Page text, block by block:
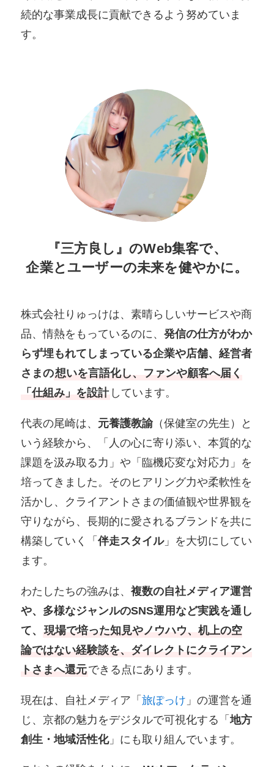
続的な事業成長に貢献できるよう努めていま
す。
『三方良し』のWeb集客で、
企業とユーザーの未来を健やかに。
株式会社りゅっけは、素晴らしいサービスや商
品、情熱をもっているのに、発信の仕方がわか
らず埋もれてしまっている企業や店舗、経営者
さまの想いを言語化し、ファンや顧客へ届く
「仕組み」を設計 しています。
代表の尾崎は、 元養護教諭 （保健室の先生）と
いう経験から、「人の心に寄り添い、本質的な
課題を汲み取る力」や「臨機応変な対応力」を
培ってきました。そのヒアリング力や柔軟性を
活かし、クライアントさまの価値観や世界観を
守りながら、長期的に愛されるブランドを共に
構築していく「伴走スタイル」を大切にしてい
ます。
わたしたちの強みは、複数の自社メディア運営
や、多様なジャンルのSNS運用など実践を通し
て、 現場で培った知見やノウハウ、机上の空
論ではない経験談を、ダイレクトにクライアン
トさまへ還元できる点にあります。
現在は、自社メディア「旅ぽっけ 」の運営を通
じ、京都の魅力をデジタルで可視化する「地方
創生・地域活性化」にも取り組んでいます。